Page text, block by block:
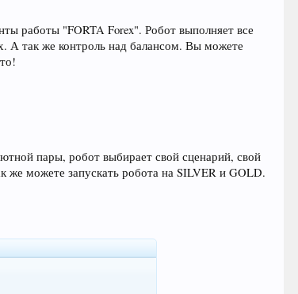
работы "FORTA Forex". Робот выполняет все
А так же контроль над балансом. Вы можете
пары, робот выбирает свой сценарий, свой
же можете запускать робота на SILVER и GOLD.